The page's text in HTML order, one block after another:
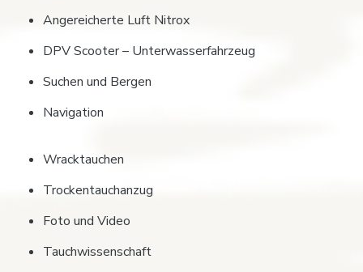
Angereicherte Luft Nitrox
DPV Scooter – Unterwasserfahrzeug
Suchen und Bergen
Navigation
Wracktauchen
Trockentauchanzug
Foto und Video
Tauchwissenschaft